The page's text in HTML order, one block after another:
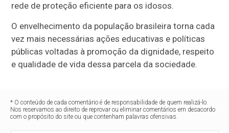
rede de proteção eficiente para os idosos.
O envelhecimento da população brasileira torna cada
vez mais necessárias ações educativas e políticas
públicas voltadas à promoção da dignidade, respeito
e qualidade de vida dessa parcela da sociedade.
* O conteúdo de cada comentário é de responsabilidade de quem realizá-lo.
Nos reservamos ao direito de reprovar ou eliminar comentários em desacordo
com o propósito do site ou que contenham palavras ofensivas.